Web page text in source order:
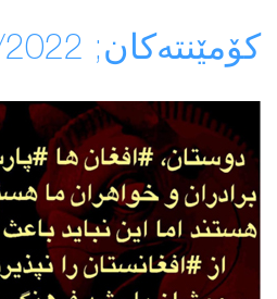
كۆمێنتەكان; 10/04/2022